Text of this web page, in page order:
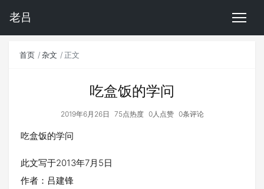
老吕
首页 杂文 正文
吃盒饭的学问
2019年6月26日 75点热度 0人点赞 0条评论
吃盒饭的学问
此文写于2013年7月5日
作者：吕建锋